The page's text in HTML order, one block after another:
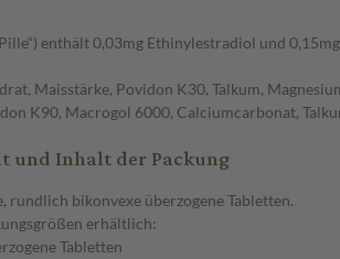
enthält 0,03mg Ethinylestradiol und
Maisstärke, Povidon K30, Talkum,
K90, Macrogol 6000, Calciumcarbonat,
und Inhalt der Packung
rundlich bikonvexe überzogene Tabletten.
erhältlich:
Tabletten